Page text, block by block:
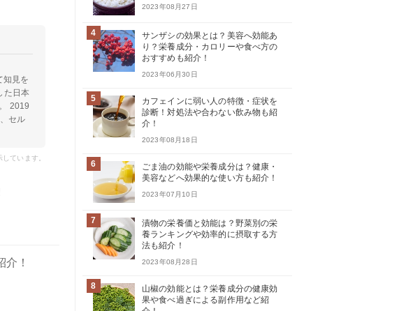
知見を
た日本
2019
セル
ています。
！
2023年08月27日
4
サンザシの効果とは？美容へ効能あ
り？栄養成分・カロリーや食べ方の
おすすめも紹介！
2023年06月30日
5
カフェインに弱い人の特徴・症状を
診断！対処法や合わない飲み物も紹
介！
2023年08月18日
6
ごま油の効能や栄養成分は？健康・
美容などへ効果的な使い方も紹介！
2023年07月10日
7
漬物の栄養価と効能は？野菜別の栄
養ランキングや効率的に摂取する方
法も紹介！
2023年08月28日
8
山椒の効能とは？栄養成分の健康効
果や食べ過ぎによる副作用など紹